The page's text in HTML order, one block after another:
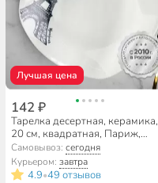
Лучшая цена
142 ₽
Тарелка десертная, керамика,
20 см, квадратная, Париж,
Daniks, 17-083
Самовывоз:сегодня
Курьером:завтра
4.9•49 отзывов